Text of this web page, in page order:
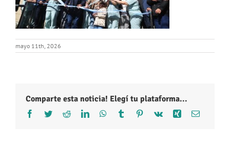
mayo 11th, 2026
Comparte esta noticia! Elegí tu plataforma...
Facebook
TwitterRedditLinkedInWhatsApp
Tumblr Pinterest
Vk Xing Correo